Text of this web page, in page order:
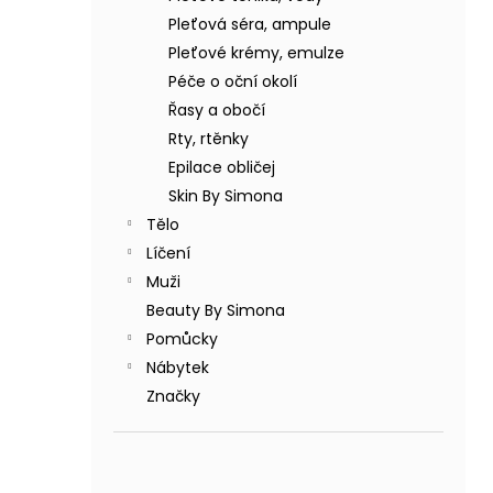
Pleťová séra, ampule
Pleťové krémy, emulze
Péče o oční okolí
Řasy a obočí
Rty, rtěnky
Epilace obličej
Skin By Simona
Tělo
Líčení
Muži
Beauty By Simona
Pomůcky
Nábytek
Značky
BODY BY SIMONA BANÁN ORGANICKÉ
RUČNĚ VYRÁBĚNÉ BAMBUCKÉ MÁSLO
200ML
749 Kč